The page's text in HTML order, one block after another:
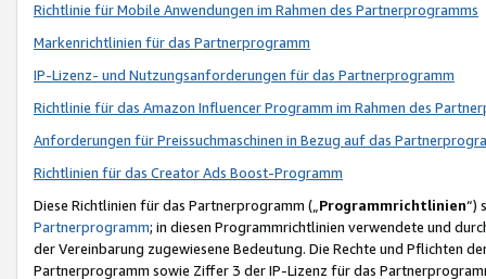
Richtlinie für Mobile Anwendungen im Rahmen des Partnerprogramms
Markenrichtlinien für das Partnerprogramm
IP-Lizenz- und Nutzungsanforderungen für das Partnerprogramm
Richtlinie für das Amazon Influencer Programm im Rahmen des
Anforderungen für Preissuchmaschinen in Bezug auf das
Richtlinien für das Creator Ads Boost-Programm
Diese Richtlinien für das Partnerprogramm („Programmrichtlinien“)
Partnerprogramm; in diesen Programmrichtlinien verwendete und
der Vereinbarung zugewiesene Bedeutung. Die Rechte und Pflichten
Partnerprogramm sowie Ziffer 3 der IP-Lizenz für das